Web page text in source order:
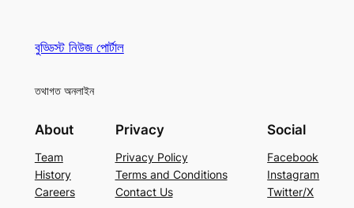
বুড্ডিস্ট নিউজ পোর্টাল
তথাগত অনলাইন
About
Team
History
Careers
Privacy
Privacy Policy
Terms and Conditions
Contact Us
Social
Facebook
Instagram
Twitter/X